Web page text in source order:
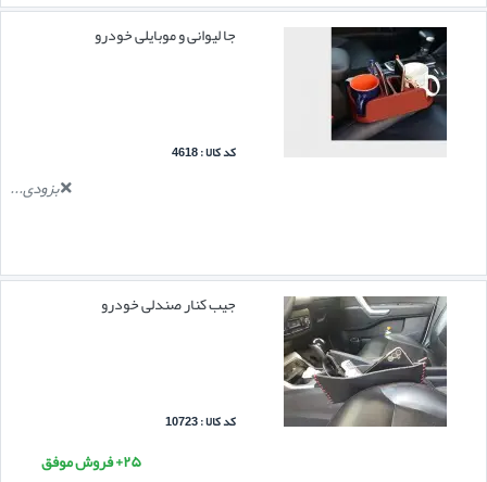
جا لیوانی و موبایلی خودرو
کد کالا : 4618
بزودی...
جیب کنار صندلی خودرو
کد کالا : 10723
۲۵+ فروش موفق